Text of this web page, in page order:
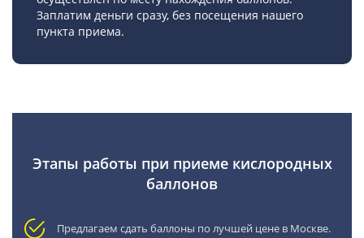
Заплатим деньги сразу, без посещения нашего
пункта приема.
Этапы работы при приеме кислородных
баллонов
Предлагаем сдать баллоны по лучшей цене в Москве.